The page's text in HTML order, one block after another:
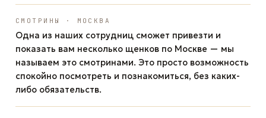
СМОТРИНЫ · МОСКВА
Одна из наших сотрудниц сможет привезти и
показать вам несколько щенков по Москве — мы
называем это смотринами. Это просто возможность
спокойно посмотреть и познакомиться, без каких-
либо обязательств.